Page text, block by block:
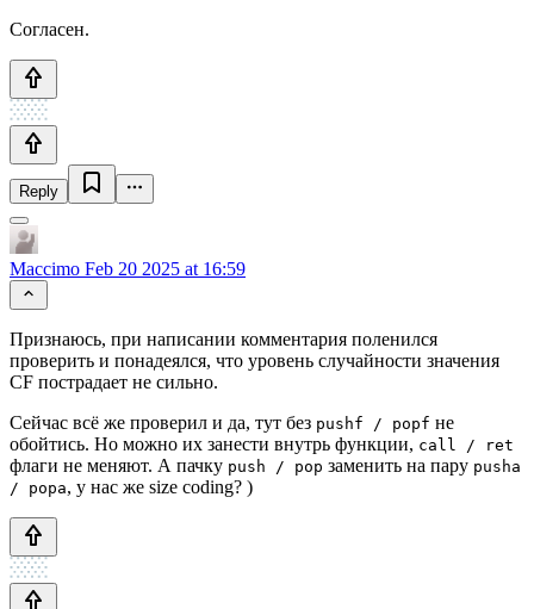
Согласен.
Reply
Maccimo Feb 20 2025 at 16:59
Признаюсь, при написании комментария поленился
проверить и понадеялся, что уровень случайности значения
CF пострадает не сильно.
Сейчас всё же проверил и да, тут без pushf / popf не
обойтись. Но можно их занести внутрь функции, call / ret
флаги не меняют. А пачку push / pop заменить на пару pusha
/ popa, у нас же size coding? )